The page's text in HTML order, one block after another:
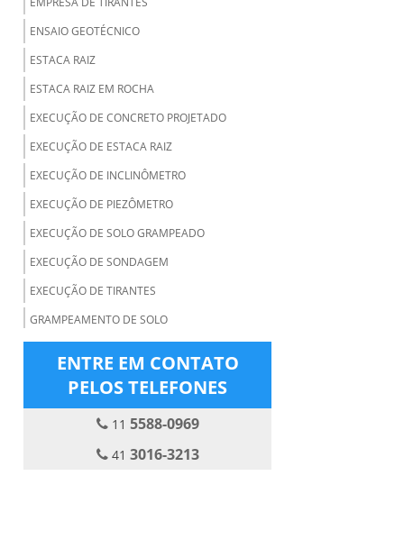
ENSAIO GEOTÉCNICO
ESTACA RAIZ
ESTACA RAIZ EM ROCHA
EXECUÇÃO DE CONCRETO PROJETADO
EXECUÇÃO DE ESTACA RAIZ
EXECUÇÃO DE INCLINÔMETRO
EXECUÇÃO DE PIEZÔMETRO
EXECUÇÃO DE SOLO GRAMPEADO
EXECUÇÃO DE SONDAGEM
EXECUÇÃO DE TIRANTES
GRAMPEAMENTO DE SOLO
MONITORAMENTO GEOTÉCNICO
PRESSO ANCORAGEM
ENTRE EM CONTATO
PELOS TELEFONES
11 5588-0969
41 3016-3213